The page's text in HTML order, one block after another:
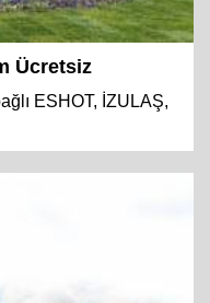
Ücretsiz
ESHOT, İZULAŞ,